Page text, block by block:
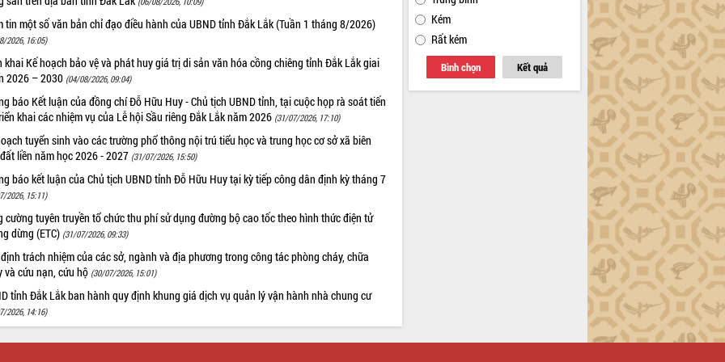
tin một số văn bản chỉ đạo điều hành của UBND tỉnh Đắk Lắk (Tuần 1 tháng 8/2026)
2026, 16:05)
khai Kế hoạch bảo vệ và phát huy giá trị di sản văn hóa cồng chiêng tỉnh Đắk Lắk giai
2026 – 2030 (04/08/2026, 09:04)
báo Kết luận của đồng chí Đỗ Hữu Huy - Chủ tịch UBND tỉnh, tại cuộc họp rà soát tiến
khai các nhiệm vụ của Lễ hội Sầu riêng Đắk Lắk năm 2026 (31/07/2026, 17:10)
tuyển sinh vào các trường phổ thông nội trú tiểu học và trung học cơ sở xã biên
liền năm học 2026 - 2027 (31/07/2026, 15:50)
báo kết luận của Chủ tịch UBND tỉnh Đỗ Hữu Huy tại kỳ tiếp công dân định kỳ tháng 7
2026, 15:11)
cường tuyên truyền tổ chức thu phí sử dụng đường bộ cao tốc theo hình thức điện tử
dừng (ETC) (31/07/2026, 09:33)
trách nhiệm của các sở, ngành và địa phương trong công tác phòng cháy, chữa
và cứu nạn, cứu hộ (30/07/2026, 15:01)
tỉnh Đắk Lắk ban hành quy định khung giá dịch vụ quản lý vận hành nhà chung cư
2026, 14:16)
Kém
Rất kém
Bình chọn Kết quả